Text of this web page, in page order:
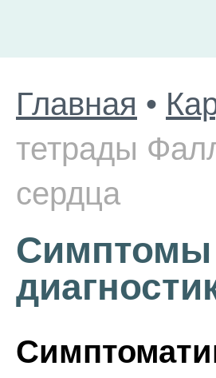
Главная •
тетрады
сердца
Симптомы